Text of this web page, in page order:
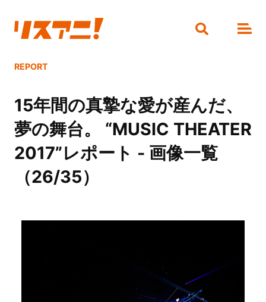
REPORT
15年間の真摯な愛が産んだ、
夢の舞台。 “MUSIC THEATER
2017”レポート - 画像一覧
（26/35）